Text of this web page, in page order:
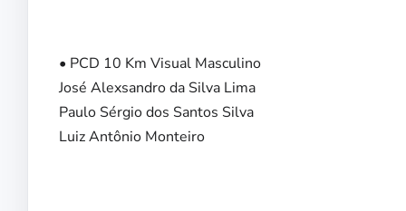
• PCD 10 Km Visual Masculino
José Alexsandro da Silva Lima
Paulo Sérgio dos Santos Silva
Luiz Antônio Monteiro